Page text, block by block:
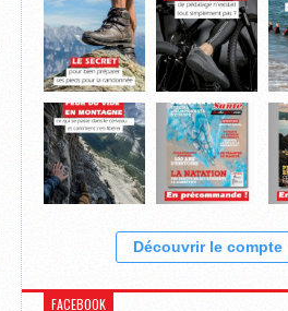
Découvrir le compte
FACEBOOK